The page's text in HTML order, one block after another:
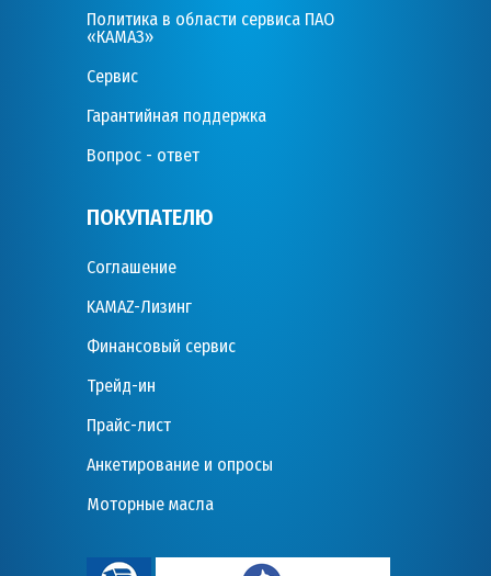
Политика в области сервиса ПАО
«КАМАЗ»
Сервис
Гарантийная поддержка
Вопрос - ответ
ПОКУПАТЕЛЮ
Соглашение
KAMAZ-Лизинг
Финансовый сервис
Трейд-ин
Прайс-лист
Анкетирование и опросы
Моторные масла